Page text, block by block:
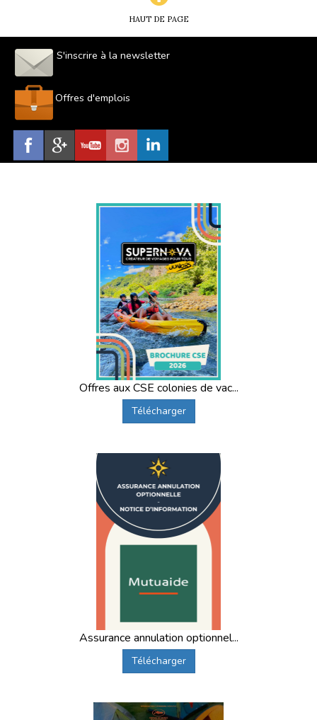
HAUT DE PAGE
S'inscrire à la newsletter
Offres d'emplois
Offres aux CSE colonies de vac...
Télécharger
Assurance annulation optionnel...
Télécharger